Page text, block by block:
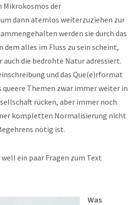
Mikrokosmos der
dann atemlos weiterzuziehen zur
werden sie durch das
dem alles im Fluss zu sein scheint,
auch die bedrohte Natur adressiert.
und das Que(e)rformat
Themen zwar immer weiter in
rücken, aber immer noch
kompletten Normalisierung nicht
nötig ist.
ein paar Fragen zum Text
Was